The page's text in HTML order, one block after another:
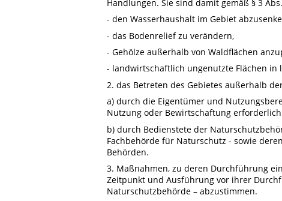
Handlungen. Sie sind damit gemäß § 3
- den Wasserhaushalt im Gebiet
- das Bodenrelief zu verändern,
- Gehölze außerhalb von Waldflächen
- landwirtschaftlich ungenutzte Flächen
2. das Betreten des Gebietes außerhalb
a) durch die Eigentümer und
Nutzung oder Bewirtschaftung
b) durch Bedienstete der
Fachbehörde für Naturschutz - sowie
Behörden.
3. Maßnahmen, zu deren Durchführung
Zeitpunkt und Ausführung vor ihrer
Naturschutzbehörde – abzustimmen.